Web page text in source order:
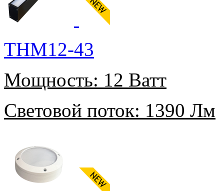
THM12-43
Мощность: 12 Ватт
Световой поток: 1390 Лм